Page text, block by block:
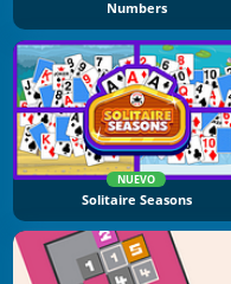
Numbers
NUEVO
Solitaire Seasons